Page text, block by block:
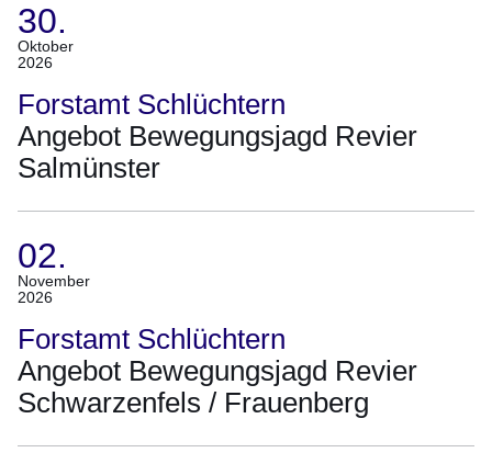
30.
Oktober
2026
(Termin:
30.
Oktober
Forstamt Schlüchtern
Angebot Bewegungsjagd Revier
Salmünster
02.
November
2026
(Termin:
02.
November
Forstamt Schlüchtern
Angebot Bewegungsjagd Revier
Schwarzenfels / Frauenberg